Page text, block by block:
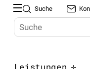
Suche